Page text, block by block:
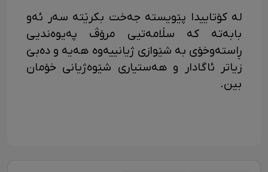
لە کۆتاییدا پێویستە جەخت بکرێتە سەر ئەو
بابەتە کە سڵامەتیی مرۆڤ پەیوەندیی
ڕاستەوخۆی بە شێوازی ژیانییەوە هەیە و دەبێ
زیاتر ئاگادار و هەستیاری شێوەژیانی خۆمان
بین.